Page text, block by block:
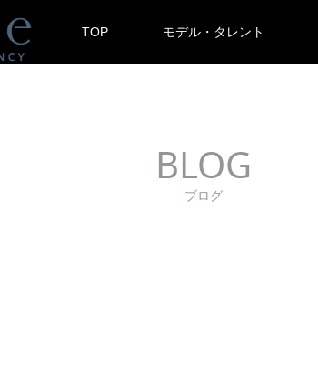
TOP モデル・タレント
BLOG
ブログ